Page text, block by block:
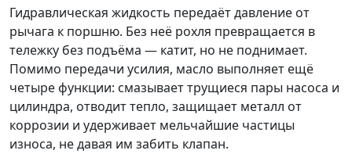
Гидравлическая жидкость передаёт давление от
рычага к поршню. Без неё рохля превращается в
тележку без подъёма — катит, но не поднимает.
Помимо передачи усилия, масло выполняет ещё
четыре функции: смазывает трущиеся пары насоса и
цилиндра, отводит тепло, защищает металл от
коррозии и удерживает мельчайшие частицы
износа, не давая им забить клапан.